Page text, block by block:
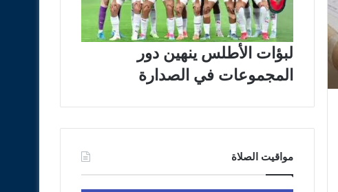
لبؤات الأطلس ينهين دور
المجموعات في الصدارة
مواقيت الصلاة